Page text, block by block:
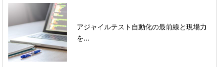
アジャイルテスト自動化の最前線と現場力
を...